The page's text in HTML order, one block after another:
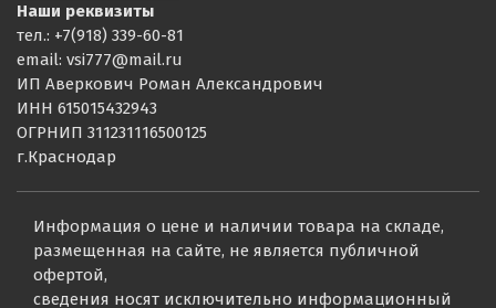
Наши реквизиты
тел.: +7(918) 339-60-81
email: vsi777@mail.ru
ИП Аверкович Роман Александрович
ИНН 615015432943
ОГРНИП 311231116500125
г.Краснодар
Информация о цене и наличии товара на складе,
размещенная на сайте, не является публичной
офертой,
сведения носят исключительно информационный